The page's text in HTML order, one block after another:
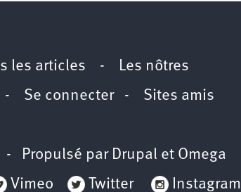
les articles - Les nôtres
Se connecter- Sites amis
- Propulsé par Drupal et Omega
Vimeo Twitter Instagram